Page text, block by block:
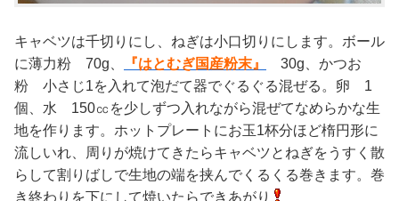
キャベツは千切りにし、ねぎは小口切りにします。ボール
に薄力粉 70g、
『はとむぎ国産粉末』
30g、かつお
粉 小さじ1を入れて泡だて器でぐるぐる混ぜる。卵 1
個、水 150㏄を少しずつ入れながら混ぜてなめらかな生
地を作ります。ホットプレートにお玉1杯分ほど楕円形に
流しいれ、周りが焼けてきたらキャベツとねぎをうすく散
らして割りばしで生地の端を挟んでくるくる巻きます。巻
き終わりを下にして焼いたらできあがり